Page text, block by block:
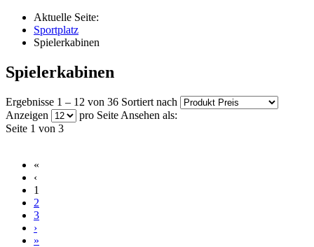
Aktuelle Seite:
Sportplatz
Spielerkabinen
Spielerkabinen
Ergebnisse 1 – 12 von 36 Sortiert nach
Anzeigen
pro Seite Ansehen als:
Seite 1 von 3
«
‹
1
2
3
›
»